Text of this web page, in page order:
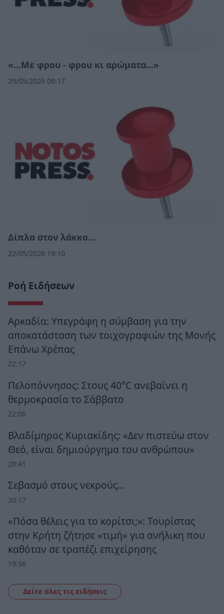
«…Με φρου - φρου κι αρώματα…»
29/05/2026 09:17
Δίπλα στον λάκκο…
22/05/2026 19:10
Ροή Ειδήσεων
Αρκαδία: Υπεγράφη η σύμβαση για την
αποκατάσταση των τοιχογραφιών της Μονής
Επάνω Χρέπας
22:17
Πελοπόννησος: Στους 40°C ανεβαίνει η
θερμοκρασία το Σάββατο
22:06
Βλαδίμηρος Κυριακίδης: «Δεν πιστεύω στον
Θεό, είναι δημιούργημα του ανθρώπου»
20:41
Σεβασμό στους νεκρούς…
20:17
«Πόσα θέλεις για το κορίτσι;»: Τουρίστας
στην Κρήτη ζήτησε «τιμή» για ανήλικη που
καθόταν σε τραπέζι επιχείρησης
19:56
Δείτε όλες τις ειδήσεις